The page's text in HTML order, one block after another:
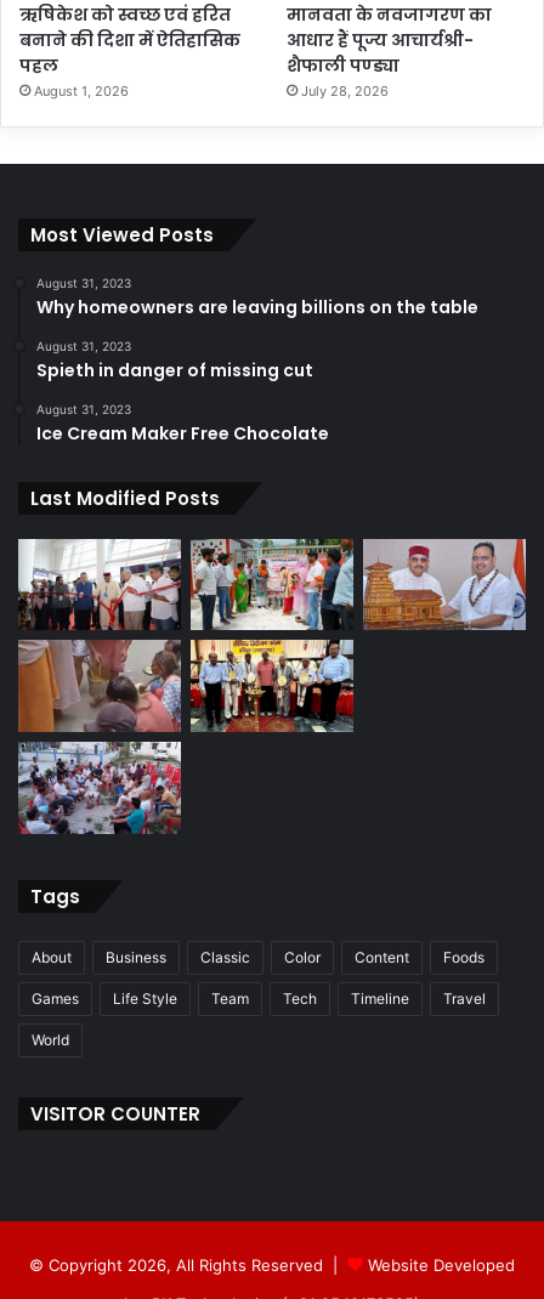
ऋषिकेश को स्वच्छ एवं हरित
बनाने की दिशा में ऐतिहासिक
पहल
August 1, 2026
मानवता के नवजागरण का
आधार हैं पूज्य आचार्यश्री-
शैफाली पण्ड्या
July 28, 2026
Most Viewed Posts
August 31, 2023
Why homeowners are leaving billions on the table
August 31, 2023
Spieth in danger of missing cut
August 31, 2023
Ice Cream Maker Free Chocolate
Last Modified Posts
Tags
About Business Classic Color Content Foods
Games Life Style Team Tech Timeline Travel
World
VISITOR COUNTER
© Copyright 2026, All Rights Reserved |
Website Developed